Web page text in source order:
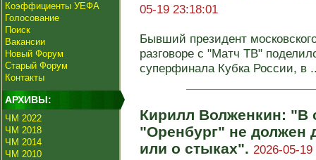
Коэффициенты УЕФА
Голосование
Поиск
Вакансии
Новый Форум
Старый Форум
Контакты
АРХИВЫ:
ЧМ 2022
ЧМ 2018
ЧМ 2014
ЧМ 2010
05-19 23:18:01
Бывший президент
разговоре с "Матч ТВ"
суперфинала Кубка России, в
Кирилл Волженкин: "В
"Оренбург" не должен
или о стыках". 2026-05-19